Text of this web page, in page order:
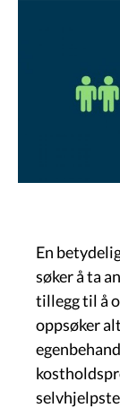
En
søker å ta
tillegg til å
oppsøker